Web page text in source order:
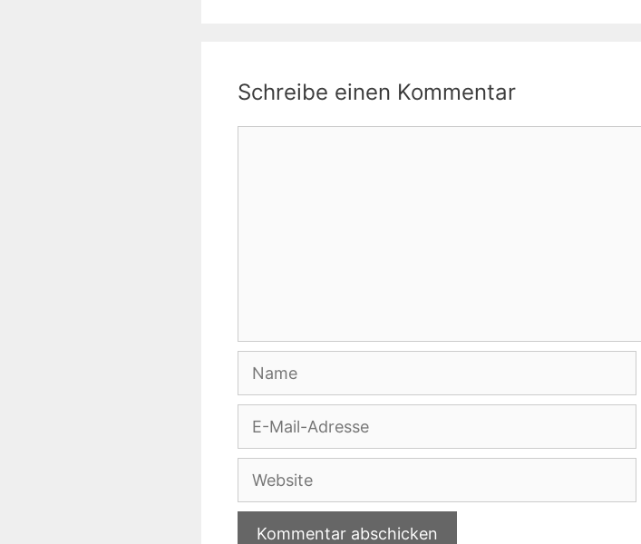
Schreibe einen Kommentar
Adresse
Website